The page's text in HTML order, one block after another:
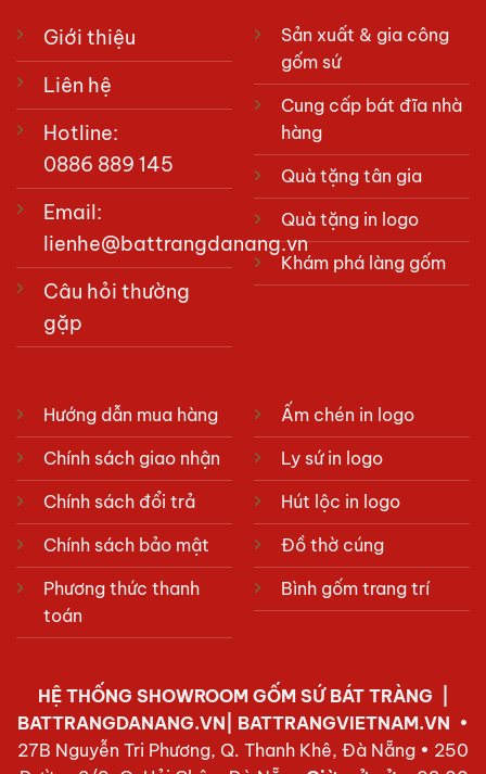
Giới thiệu
Liên hệ
Hotline:
0886 889 145
Email:
lienhe@battrangdanang.vn
Câu hỏi thường
gặp
Sản xuất & gia công
gốm sứ
Cung cấp bát đĩa nhà
hàng
Quà tặng tân gia
Quà tặng in logo
Khám phá làng gốm
Hướng dẫn mua hàng
Chính sách giao nhận
Chính sách đổi trả
Chính sách bảo mật
Phương thức thanh
toán
Ấm chén in logo
Ly sứ in logo
Hút lộc in logo
Đồ thờ cúng
Bình gốm trang trí
HỆ THỐNG SHOWROOM GỐM SỨ BÁT TRÀNG
BATTRANGDANANG.VN| BATTRANGVIETNAM.VN •
27B Nguyễn Tri Phương, Q. Thanh Khê, Đà Nẵng • 250